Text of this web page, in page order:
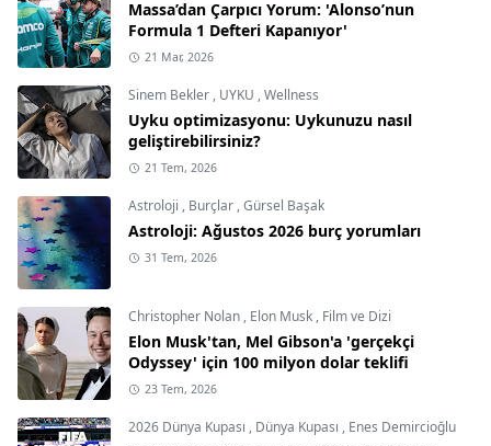
Massa’dan Çarpıcı Yorum: 'Alonso’nun
Formula 1 Defteri Kapanıyor'
21 Mar, 2026
Sinem Bekler , UYKU ,Wellness
Uyku optimizasyonu: Uykunuzu nasıl
geliştirebilirsiniz?
21 Tem, 2026
Astroloji , Burçlar ,Gürsel Başak
Astroloji: Ağustos 2026 burç yorumları
31 Tem, 2026
Christopher Nolan , Elon Musk , Film ve Dizi
Elon Musk'tan, Mel Gibson'a 'gerçekçi
Odyssey' için 100 milyon dolar teklifi
23 Tem, 2026
2026 Dünya Kupası , Dünya Kupası , Enes Demircioğlu